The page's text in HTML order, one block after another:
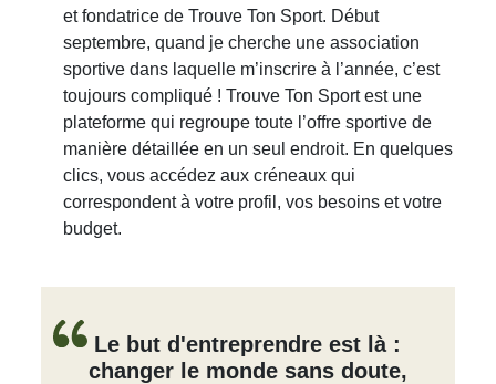
et fondatrice de Trouve Ton Sport. Début
septembre, quand je cherche une association
sportive dans laquelle m’inscrire à l’année, c’est
toujours compliqué ! Trouve Ton Sport est une
plateforme qui regroupe toute l’offre sportive de
manière détaillée en un seul endroit. En quelques
clics, vous accédez aux créneaux qui
correspondent à votre profil, vos besoins et votre
budget.
Le but d'entreprendre est là :
changer le monde sans doute,